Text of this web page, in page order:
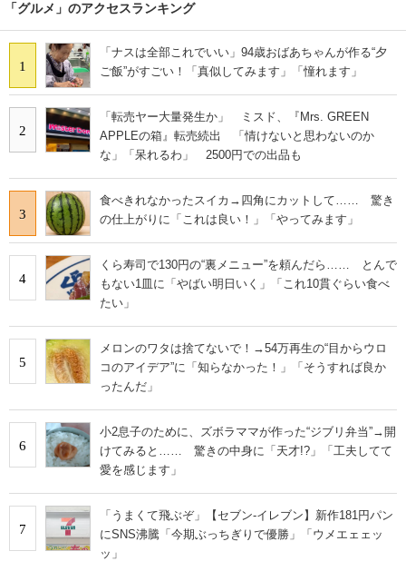
「グルメ」のアクセスランキング
1
「ナスは全部これでいい」94歳おばあちゃんが作る“夕
ご飯”がすごい！「真似してみます」「憧れます」
2
「転売ヤー大量発生か」 ミスド、『Mrs. GREEN
APPLEの箱』転売続出 「情けないと思わないのか
な」「呆れるわ」 2500円での出品も
3
食べきれなかったスイカ→四角にカットして…… 驚き
の仕上がりに「これは良い！」「やってみます」
4
くら寿司で130円の“裏メニュー”を頼んだら…… とんで
もない1皿に「やばい明日いく」「これ10貫ぐらい食べ
たい」
5
メロンのワタは捨てないで！→54万再生の“目からウロ
コのアイデア”に「知らなかった！」「そうすれば良か
ったんだ」
6
小2息子のために、ズボラママが作った“ジブリ弁当”→開
けてみると…… 驚きの中身に「天才!?」「工夫してて
愛を感じます」
7
「うまくて飛ぶぞ」【セブン‐イレブン】新作181円パン
にSNS沸騰「今期ぶっちぎりで優勝」「ウメエェェッ
ッ」